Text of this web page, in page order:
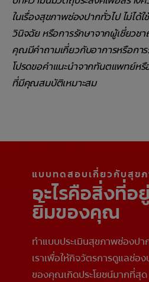
ในเรื่องสุขภาพช่องปากทั่วไป ไม่ได้
วินิจฉัย หรือการรักษาจากผู้เชี่ยวช
คุณมีคำถามเกี่ยวกับอาการหรือกา
โปรดขอคำแนะนำจากทันตแพทย์ห
ที่มีคุณสมบัติเหมาะสม
แบบทดสอบเกี่ยวกับสุข
อะไรคือสิ่งที่อ
ยิ้มของคุณ
ทำแบบประเมินสุขภาพช่องปา
เราเพื่อให้กิจวัตรการดูแลช่อง
ของคุณเกิดประโยชน์มากที่สุด